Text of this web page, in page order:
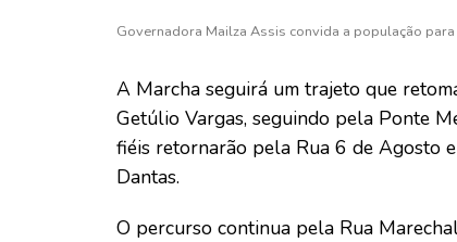
Governadora Mailza Assis convida a população
A Marcha seguirá um trajeto que
Getúlio Vargas, seguindo pela Ponte
fiéis retornarão pela Rua 6 de Agosto
Dantas.
O percurso continua pela Rua